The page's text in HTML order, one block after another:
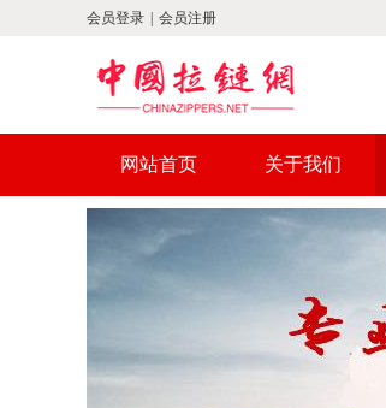
会员登录 会员注册
网站首页 关于我们